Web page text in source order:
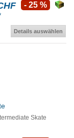
- 25 %
Details auswählen
Skate